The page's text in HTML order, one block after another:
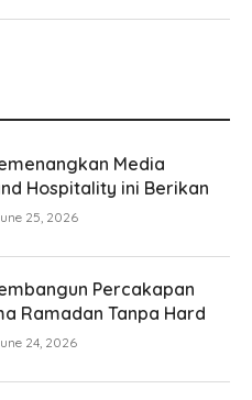
Media
Hospitality ini Berikan
25, 2026
Percakapan
Ramadan Tanpa Hard
24, 2026